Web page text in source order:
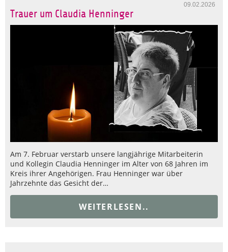
09.02.2026
Trauer um Claudia Henninger
Am 7. Februar verstarb unsere langjährige Mitarbeiterin
und Kollegin Claudia Henninger im Alter von 68 Jahren im
Kreis ihrer Angehörigen. Frau Henninger war über
Jahrzehnte das Gesicht der…
WEITERLESEN..